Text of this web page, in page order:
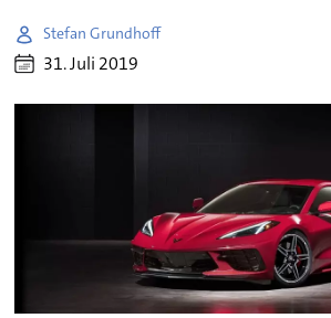
Stefan Grundhoff
31. Juli 2019